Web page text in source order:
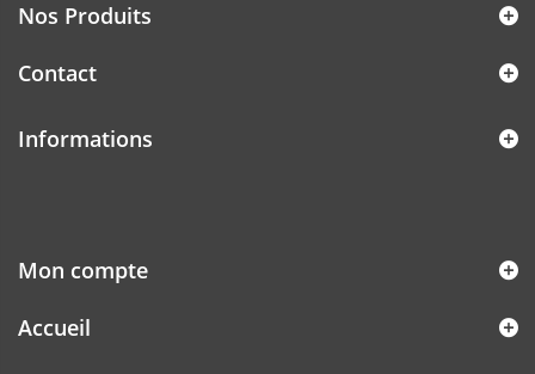
Nos Produits
Contact
Informations
Mon compte
Accueil